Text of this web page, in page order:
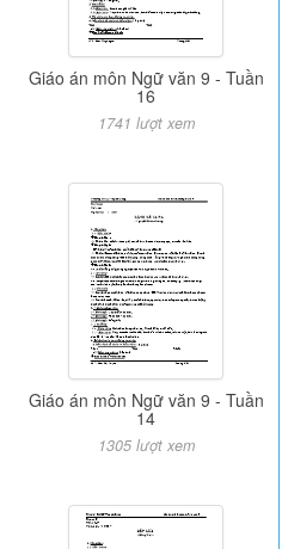
Giáo án môn Ngữ văn 9 - Tuần
16
1741 lượt xem
Giáo án môn Ngữ văn 9 - Tuần
14
1305 lượt xem